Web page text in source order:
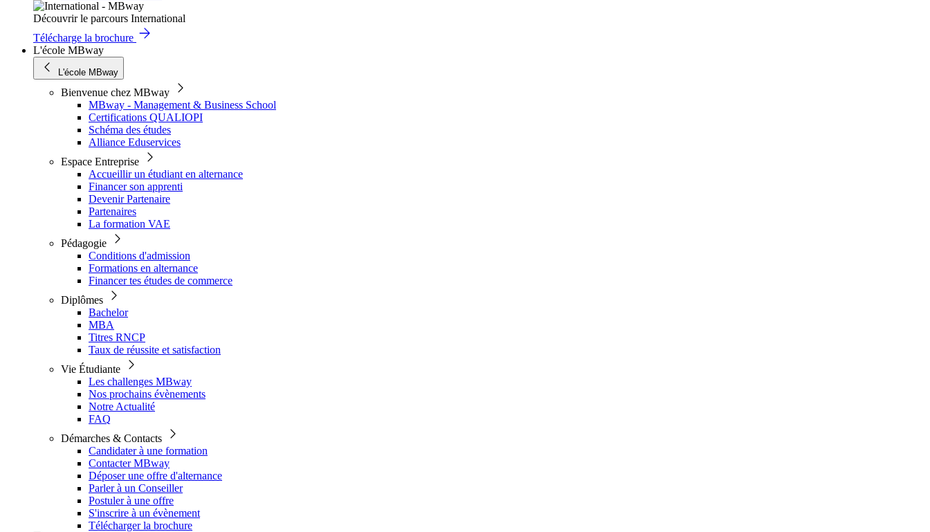
Découvrir le parcours International
Télécharge la brochure
L'école MBway
L'école MBway
Bienvenue chez MBway
MBway - Management & Business School
Certifications QUALIOPI
Schéma des études
Alliance Eduservices
Espace Entreprise
Accueillir un étudiant en alternance
Financer son apprenti
Devenir Partenaire
Partenaires
La formation VAE
Pédagogie
Conditions d'admission
Formations en alternance
Financer tes études de commerce
Diplômes
Bachelor
MBA
Titres RNCP
Taux de réussite et satisfaction
Vie Étudiante
Les challenges MBway
Nos prochains évènements
Notre Actualité
FAQ
Démarches & Contacts
Candidater à une formation
Contacter MBway
Déposer une offre d'alternance
Parler à un Conseiller
Postuler à une offre
S'inscrire à un évènement
Télécharger la brochure